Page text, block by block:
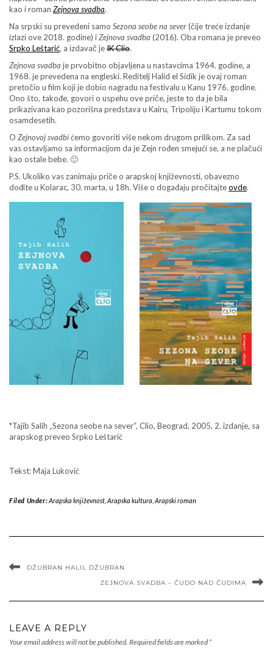
kao i roman Zejnova svadba.
Na srpski su prevedeni samo Sezona seobe na sever(čije treće izdanje
izlazi ove 2018. godine) iZejnova svadba (2016). Oba romana je preveo
Srpko Leštarić, a izdavač jeIK Clio.
Zejnova svadba je prvobitno objavljena u nastavcima 1964. godine, a
1968. je prevedena na engleski. Reditelj Halid el Sidik je ovaj roman
pretočio u film koji je dobio nagradu na festivalu u Kanu 1976. godine.
Ono što, takođe, govori o uspehu ove priče, jeste to da je bila
prikazivana kao pozorišna predstava u Kairu, Tripoliju i Kartumu tokom
osamdesetih.
O Zejnovoj svadbićemo govoriti više nekom drugom prilikom. Za sad
vas ostavljamo sa informacijom da je Zejn rođen smejući se, a ne plačući
kao ostale bebe. 🙂
P.S. Ukoliko vas zanimaju priče o arapskoj književnosti, obavezno
dođite u Kolarac, 30. marta, u 18h. Više o događaju pročitajteovde.
*Tajib Salih „Sezona seobe na sever“, Clio, Beograd, 2005, 2. izdanje, sa
arapskog preveo Srpko Leštarić
Tekst: Maja Luković
Filed Under:Arapska književnost, Arapska kultura Arapski roman
DŽUBRAN HALIL DŽUBRAN
ZEJNOVA SVADBA – ČUDO NAD ČUDIMA
LEAVE A REPLY
Your email address will not be published. Required fields are marked *